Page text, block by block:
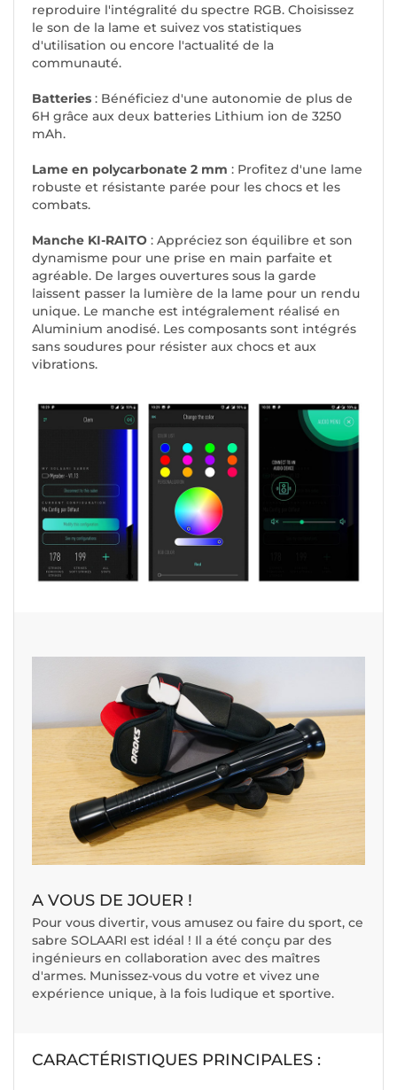
reproduire l'intégralité du spectre RGB. Choisissez
le son de la lame et suivez vos statistiques
d'utilisation ou encore l'actualité de la
communauté.
Batteries : Bénéficiez d'une autonomie de plus de
6H grâce aux deux batteries Lithium ion de 3250
mAh.
Lame en polycarbonate 2 mm : Profitez d'une lame
robuste et résistante parée pour les chocs et les
combats.
Manche KI-RAITO : Appréciez son équilibre et son
dynamisme pour une prise en main parfaite et
agréable. De larges ouvertures sous la garde
laissent passer la lumière de la lame pour un rendu
unique. Le manche est intégralement réalisé en
Aluminium anodisé. Les composants sont intégrés
sans soudures pour résister aux chocs et aux
vibrations.
A VOUS DE JOUER !
Pour vous divertir, vous amusez ou faire du sport, ce
sabre SOLAARI est idéal ! Il a été conçu par des
ingénieurs en collaboration avec des maîtres
d'armes. Munissez-vous du votre et vivez une
expérience unique, à la fois ludique et sportive.
CARACTÉRISTIQUES PRINCIPALES :